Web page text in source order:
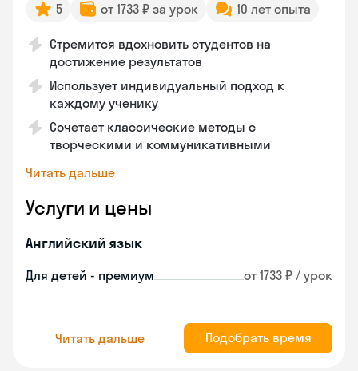
5 от 1733 ₽ за урок 10 лет опыта
Стремится вдохновить студентов на
достижение результатов
Использует индивидуальный подход к
каждому ученику
Сочетает классические методы с
творческими и коммуникативными
Читать дальше
Услуги и цены
Английский язык
Для детей - премиум от 1733 ₽ / урок
Читать дальше Подобрать время